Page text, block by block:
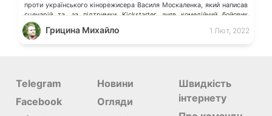
проти українського кінорежисера Василя Москаленка, який написав
сценарій та, за підтримки Kickstarter, зняв комедійний бойовик
«Apple-Man» (Людина-Яблуко). «Apple-Man» – комедійний бойовик,
присвячений відомим сагам про супергероїв. Головний […]
Грицина Михайло 1 Лют, 2022
Telegram
Facebook
Новини
Огляди
Швидкість
інтернету